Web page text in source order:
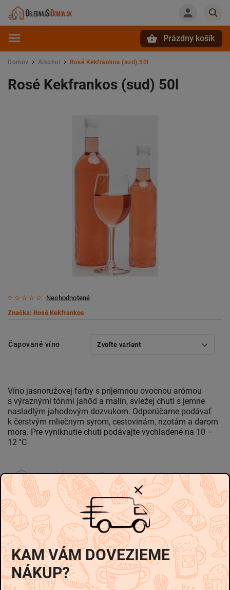
Prázdny košík
Domov / Alkohol / Rosé Kekfrankos (sud) 50l
Rosé Kekfrankos (sud) 50l
Neohodnotené
Značka: Rosé Kekfrankos
Čapované víno
od€4,50
Zvoľte variant
Možnosti doručenia
Víno jasnoružovej farby s príjemnou ovocnou arómou
s výraznými tónmi jahôd a malín, sviežej chuti s jemne
nasladlým jahodovým dozvukom. Odporúčame podávať
k čerstvým mliečnym syrom, cestovinám, rizotám a darom
mora. Pre vyniknutie chuti podávajte vychladené na 10 –
12 °C
Opýtať sa Strážiť Zdieľať -
-
KAM VÁM DOVEZIEME
NÁKUP?